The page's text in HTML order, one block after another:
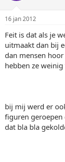
16 jan 2012
Feit is dat als je
uitmaakt dan bij
dan mensen
hebben ze
bij mij werd er
figuren geroepen
dat bla bla